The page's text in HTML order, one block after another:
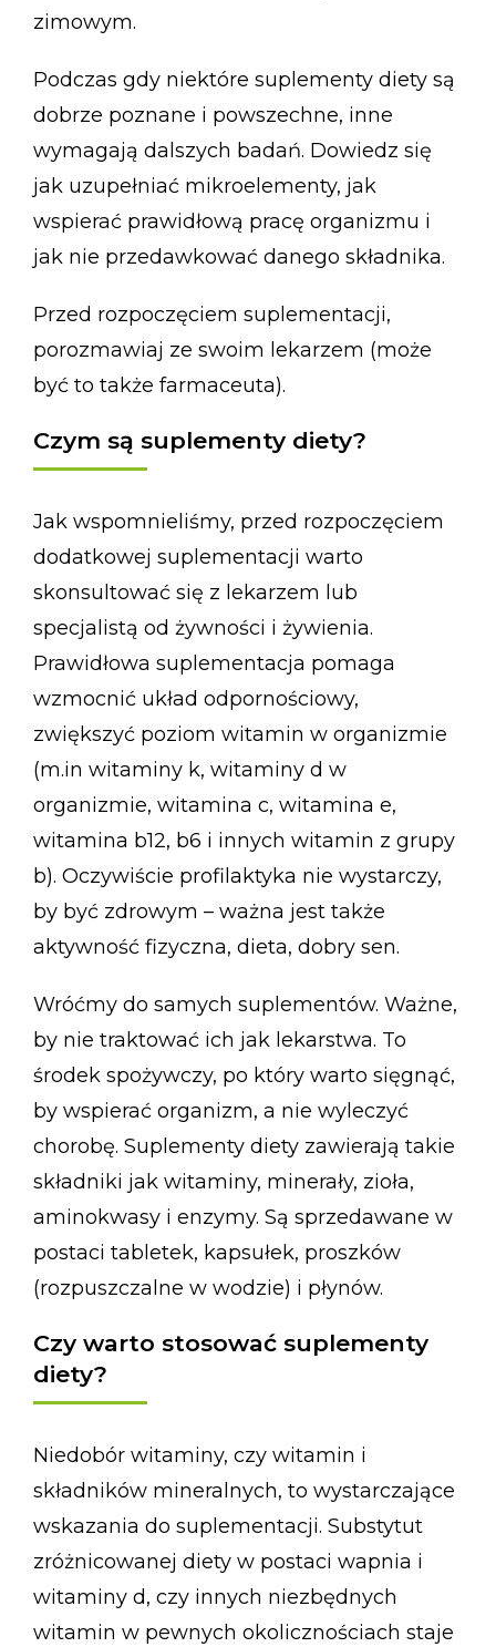
zimowym.
Podczas gdy niektóre suplementy diety są
dobrze poznane i powszechne, inne
wymagają dalszych badań. Dowiedz się
jak uzupełniać mikroelementy, jak
wspierać prawidłową pracę organizmu i
jak nie przedawkować danego składnika.
Przed rozpoczęciem suplementacji,
porozmawiaj ze swoim lekarzem (może
być to także farmaceuta).
Czym są suplementy diety?
Jak wspomnieliśmy, przed rozpoczęciem
dodatkowej suplementacji warto
skonsultować się z lekarzem lub
specjalistą od żywności i żywienia.
Prawidłowa suplementacja pomaga
wzmocnić układ odpornościowy,
zwiększyć poziom witamin w organizmie
(m.in witaminy k, witaminy d w
organizmie, witamina c, witamina e,
witamina b12, b6 i innych witamin z grupy
b). Oczywiście profilaktyka nie wystarczy,
by być zdrowym – ważna jest także
aktywność fizyczna, dieta, dobry sen.
Wróćmy do samych suplementów. Ważne,
by nie traktować ich jak lekarstwa. To
środek spożywczy, po który warto sięgnąć,
by wspierać organizm, a nie wyleczyć
chorobę. Suplementy diety zawierają takie
składniki jak witaminy, minerały, zioła,
aminokwasy i enzymy. Są sprzedawane w
postaci tabletek, kapsułek, proszków
(rozpuszczalne w wodzie) i płynów.
Czy warto stosować suplementy
diety?
Niedobór witaminy, czy witamin i
składników mineralnych, to wystarczające
wskazania do suplementacji. Substytut
zróżnicowanej diety w postaci wapnia i
witaminy d, czy innych niezbędnych
witamin w pewnych okolicznościach staje